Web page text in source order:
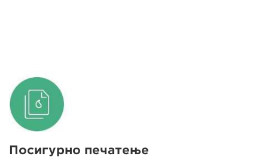
Посигурно печатење